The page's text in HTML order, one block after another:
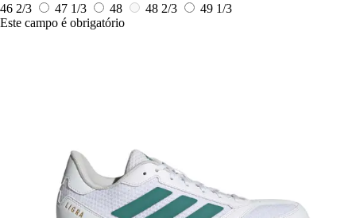
46 2/3
47 1/3 48 48 2/3
49 1/3
Este campo é obrigatório